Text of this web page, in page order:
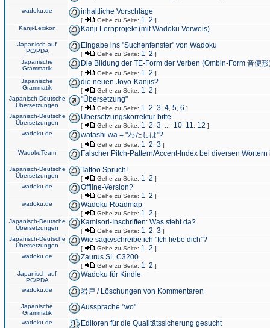
wadoku.de inhaltliche Vorschläge
[ Gehe zu Seite: 1 2 ]
Kanji-Lexikon
Kanji Lernprojekt (mit Wadoku Verweis)
Japanisch auf
PC/PDA
Eingabe ins "Suchenfenster" von Wadoku
[ Gehe zu Seite: 1 2 ]
Japanische
Grammatik
Die Bildung der TE-Form der Verben (Ombin-Form 音便形
[ Gehe zu Seite: 1 2 ]
Japanische
Grammatik
die neuen Joyo-Kanjis?
[ Gehe zu Seite: 1 2 ]
Japanisch-Deutsche
Übersetzungen
"Übersetzung"
[ Gehe zu Seite: 1 2 3 4 5 6 ]
Japanisch-Deutsche
Übersetzungen
Übersetzungskorrektur bitte
[ Gehe zu Seite: 1 2 3 10 11 12 ]
wadoku.de
watashi wa = "わたしは"?
[ Gehe zu Seite: 1 2 3 ]
WadokuTeam
Falscher Pitch-Pattern/Accent-Index bei diversen
Japanisch-Deutsche
Übersetzungen
Tattoo Spruch!
[ Gehe zu Seite: 1 2 ]
wadoku.de
Offline-Version?
[ Gehe zu Seite: 1 2 ]
wadoku.de
Wadoku Roadmap
[ Gehe zu Seite: 1 2 ]
Japanisch-Deutsche
Übersetzungen
Kamisori-Inschriften: Was steht da?
[ Gehe zu Seite: 1 2 3 ]
Japanisch-Deutsche
Übersetzungen
Wie sage/schreibe ich "Ich liebe dich"?
[ Gehe zu Seite: 1 2 ]
wadoku.de
Zaurus SL C3200
[ Gehe zu Seite: 1 2 ]
Japanisch auf
PC/PDA
Wadoku für Kindle
wadoku.de 岩戸 / Löschungen von Kommentaren
Japanische
Grammatik
Aussprache "wo"
wadoku.de Editoren für die Qualitätssicherung gesucht